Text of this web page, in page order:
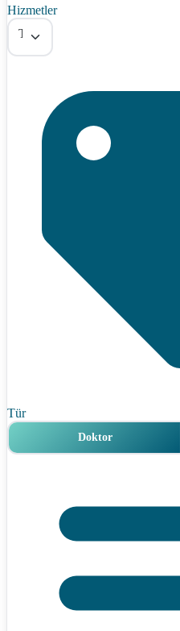
Hizmetler
Tümü
Tür
Doktor